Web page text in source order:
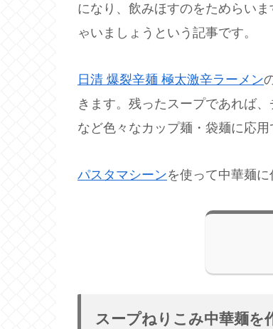
になり、飲みほすのをためらい
ゃいましょうという記事です。
日清 爆裂辛麺 極太激辛ラーメン
きます。残ったスープであれば
など色々なカップ麺・袋麺に応用
パスタマシーンを使って中華麺に
スープねりこみ中華麺を